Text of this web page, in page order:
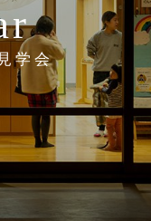
学会